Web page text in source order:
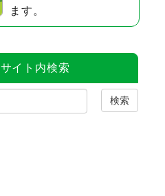
ます。
サイト内検索
検索